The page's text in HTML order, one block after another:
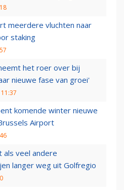
meerdere vluchten naar
staking
het roer over bij
nieuwe fase van groei'
komende winter nieuwe
Airport
als veel andere
langer weg uit Golfregio